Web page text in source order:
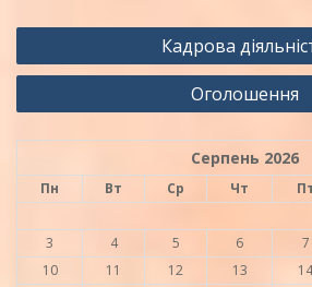
Навігація
записів
Кадрова
Оголошення
Серпень 2026
Пн Вт Ср Чт
3
4 5 6 7
10
11 12 13 14